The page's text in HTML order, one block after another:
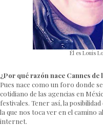
Él es Louis
¿Por qué razón nace Cannes de
Pues nace como un foro donde
cotidiano de las agencias en
festivales. Tener así, la
la que nos toca ver en el camino
internet.